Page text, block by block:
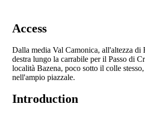
Access
Dalla media Val Camonica, all'altezza di
destra lungo la carrabile per il Passo di
località Bazena, poco sotto il colle
nell'ampio piazzale.
Introduction